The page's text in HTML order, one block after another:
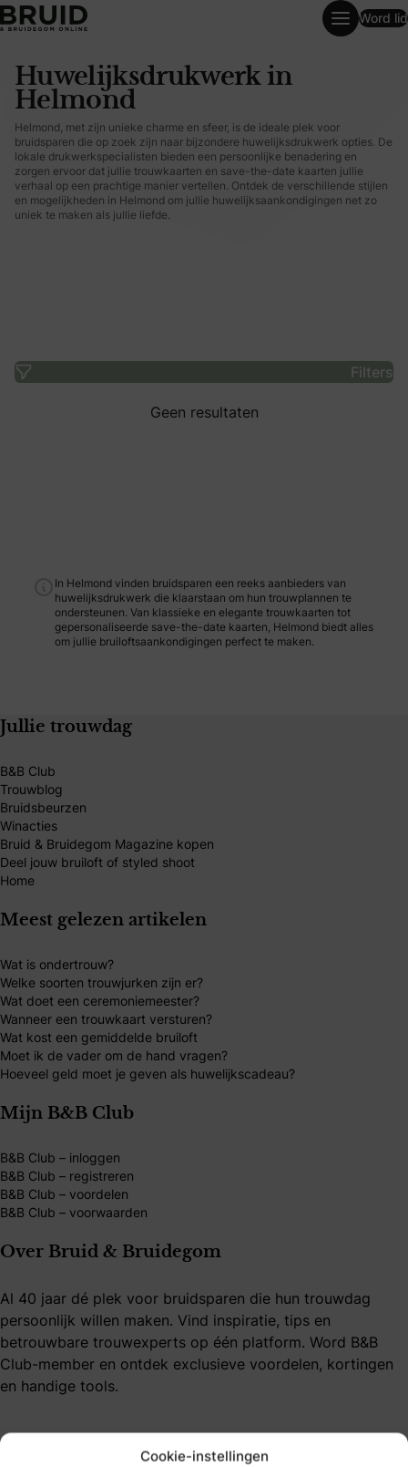
Cookie-instellingen
Word lid
Huwelijksdrukwerk in
Helmond
Helmond, met zijn unieke charme en sfeer, is de ideale plek voor
bruidsparen die op zoek zijn naar bijzondere huwelijksdrukwerk opties. De
lokale drukwerkspecialisten bieden een persoonlijke benadering en
zorgen ervoor dat jullie trouwkaarten en save-the-date kaarten jullie
verhaal op een prachtige manier vertellen. Ontdek de verschillende stijlen
en mogelijkheden in Helmond om jullie huwelijksaankondigingen net zo
uniek te maken als jullie liefde.
Filters
Geen resultaten
In Helmond vinden bruidsparen een reeks aanbieders van
huwelijksdrukwerk die klaarstaan om hun trouwplannen te
ondersteunen. Van klassieke en elegante trouwkaarten tot
gepersonaliseerde save-the-date kaarten, Helmond biedt alles
om jullie bruiloftsaankondigingen perfect te maken.
Jullie trouwdag
B&B Club
Trouwblog
Bruidsbeurzen
Winacties
Bruid & Bruidegom Magazine kopen
Deel jouw bruiloft of styled shoot
Home
Meest gelezen artikelen
Wat is ondertrouw?
Welke soorten trouwjurken zijn er?
Wat doet een ceremoniemeester?
Wanneer een trouwkaart versturen?
Wat kost een gemiddelde bruiloft
Moet ik de vader om de hand vragen?
Hoeveel geld moet je geven als huwelijkscadeau?
Mijn B&B Club
B&B Club – inloggen
B&B Club – registreren
B&B Club – voordelen
B&B Club – voorwaarden
Over Bruid & Bruidegom
Al 40 jaar dé plek voor bruidsparen die hun trouwdag
persoonlijk willen maken. Vind inspiratie, tips en
betrouwbare trouwexperts op één platform. Word B&B
Club-member en ontdek exclusieve voordelen, kortingen
en handige tools.